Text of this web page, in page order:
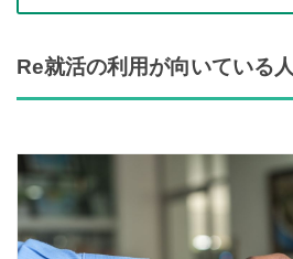
Re就活の利用が向いている人